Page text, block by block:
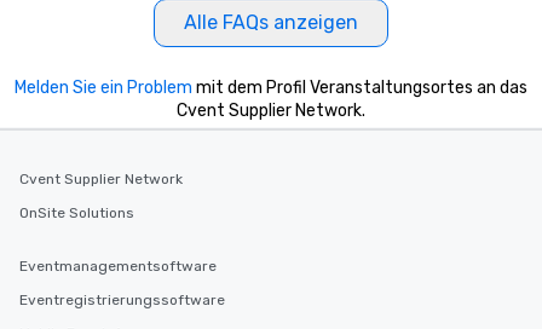
Alle FAQs anzeigen
Melden Sie ein Problem mit dem Profil Veranstaltungsortes an das
Cvent Supplier Network.
Cvent Supplier Network
OnSite Solutions
Eventmanagementsoftware
Eventregistrierungssoftware